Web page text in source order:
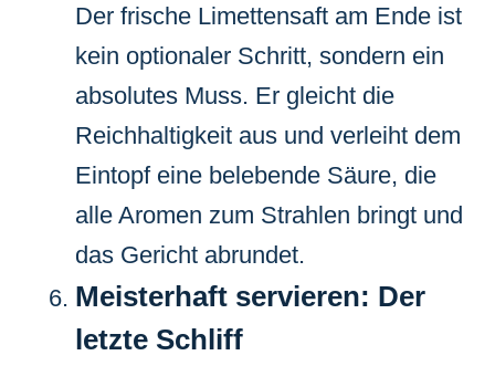
Der frische Limettensaft am Ende ist
kein optionaler Schritt, sondern ein
absolutes Muss. Er gleicht die
Reichhaltigkeit aus und verleiht dem
Eintopf eine belebende Säure, die
alle Aromen zum Strahlen bringt und
das Gericht abrundet.
Meisterhaft servieren: Der
letzte Schliff